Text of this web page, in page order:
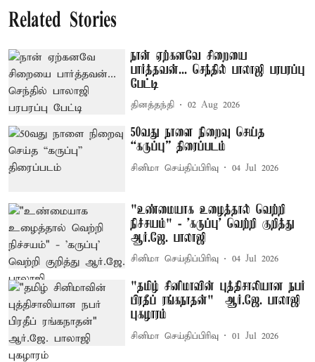
Related Stories
நான் ஏற்கனவே சிறையை
பார்த்தவன்... செந்தில் பாலாஜி பரபரப்பு
பேட்டி
தினத்தந்தி 02 Aug 2026
50வது நாளை நிறைவு செய்த
“கருப்பு” திரைப்படம்
சினிமா செய்திப்பிரிவு 04 Jul 2026
"உண்மையாக உழைத்தால் வெற்றி
நிச்சயம்" - 'கருப்பு' வெற்றி குறித்து
ஆர்.ஜே. பாலாஜி
சினிமா செய்திப்பிரிவு 04 Jul 2026
"தமிழ் சினிமாவின் புத்திசாலியான நபர்
பிரதீப் ரங்கநாதன்" – ஆர்.ஜே. பாலாஜி
புகழாரம்
சினிமா செய்திப்பிரிவு 01 Jul 2026